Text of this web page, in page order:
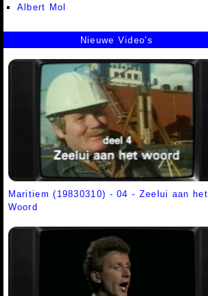
Albert Mol
Nieuwe Video's
Maritiem (19830310) - 04 - Zeelui aan het
Woord